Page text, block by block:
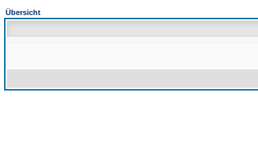
Übersicht